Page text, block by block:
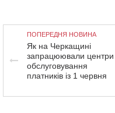
ПОПЕРЕДНЯ НОВИНА
Як на Черкащині
запрацюювали центри
обслуговування
платників із 1 червня